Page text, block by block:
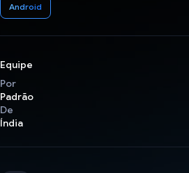
Android
Equipe
Por
Padrão
De
Índia